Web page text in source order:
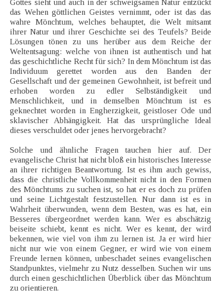
Gottes sieht und auch in der schweigsamen Natur entzückt
das Wehen göttlichen Geistes vernimmt, oder ist das das
wahre Mönchtum, welches behauptet, die Welt mitsamt
ihrer Natur und ihrer Geschichte sei des Teufels? Beide
Lösungen tönen zu uns herüber aus dem Reiche der
Weltentsagung: welche von ihnen ist authentisch und hat
das geschichtliche Recht für sich? In dem Mönchtum ist das
Individuum gerettet worden aus den Banden der
Gesellschaft und der gemeinen Gewohnheit, ist befreit und
erhoben worden zu edler Selbständigkeit und
Menschlichkeit, und in demselben Mönchtum ist es
geknechtet worden in Engherzigkeit, geistloser Ode und
sklavischer Abhängigkeit. Hat das ursprüngliche Ideal
dieses verschuldet oder jenes hervorgebracht?
Solche und ähnliche Fragen tauchen hier auf. Der
evangelische Christ hat nicht bloß ein historisches Interesse
an ihrer richtigen Beantwortung. Ist es ihm auch gewiss,
dass die christliche Vollkommenheit nicht in den Formen
des Mönchtums zu suchen ist, so hat er es doch zu prüfen
und seine Lichtgestalt festzustellen. Nur dann ist es in
Wahrheit überwunden, wenn dem Besten, was es hat, ein
Besseres übergeordnet werden kann. Wer es abschätzig
beiseite schiebt, kennt es nicht. Wer es kennt, der wird
bekennen, wie viel von ihm zu lernen ist. Ja er wird hier
nicht nur wie von einem Gegner, er wird wie von einem
Freunde lernen können, unbeschadet seines evangelischen
Standpunktes, vielmehr zu Nutz desselben. Suchen wir uns
durch einen geschichtlichen Überblick über das Mönchtum
zu orientieren.